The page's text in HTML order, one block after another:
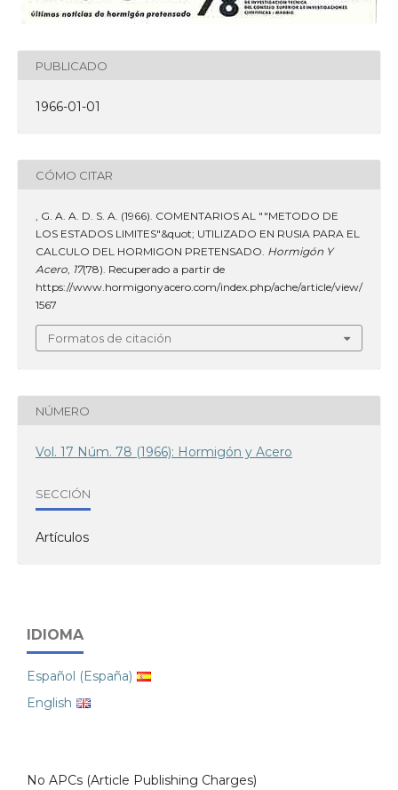
PUBLICADO
1966-01-01
CÓMO CITAR
, G. A. A. D. S. A. (1966). COMENTARIOS AL ""METODO DE
LOS ESTADOS LIMITES"&quot; UTILIZADO EN RUSIA PARA EL
CALCULO DEL HORMIGON PRETENSADO. Hormigón Y
Acero, 17(78). Recuperado a partir de
https://www.hormigonyacero.com/index.php/ache/article/view/
1567
Formatos de citación
NÚMERO
Vol. 17 Núm. 78 (1966): Hormigón y Acero
SECCIÓN
Artículos
IDIOMA
Español (España)
English
No APCs (Article Publishing Charges)